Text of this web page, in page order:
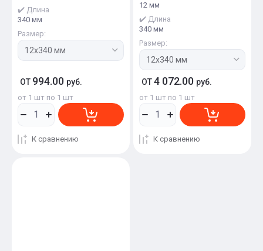
✔️ Длина
340 мм
Размер:
ОТ 994.00 руб.
от 1 шт по 1 шт
К сравнению
12 мм
✔️ Длина
340 мм
Размер:
ОТ4 072.00 руб.
от 1 шт по 1 шт
К сравнению